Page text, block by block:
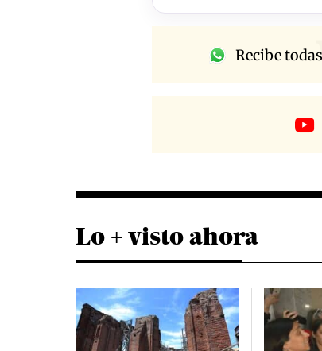
Recibe
Lo + visto ahora